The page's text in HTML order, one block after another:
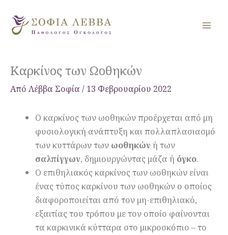
στο
περιεχόμενο
Καρκίνος των Ωοθηκών
Από Λέββα Σοφία / 13 Φεβρουαρίου 2022
Ο καρκίνος των ωοθηκών προέρχεται από μη
φυσιολογική ανάπτυξη και πολλαπλασιασμό
των κυττάρων των ωοθηκών ή των
σαλπίγγων, δημιουργώντας μάζα ή όγκο.
Ο επιθηλιακός καρκίνος των ωοθηκών είναι
ένας τύπος καρκίνου των ωοθηκών ο οποίος
διαφοροποιείται από τον μη-επιθηλιακό,
εξαιτίας του τρόπου με τον οποίο φαίνονται
τα καρκινικά κύτταρα στο μικροσκόπιο – το